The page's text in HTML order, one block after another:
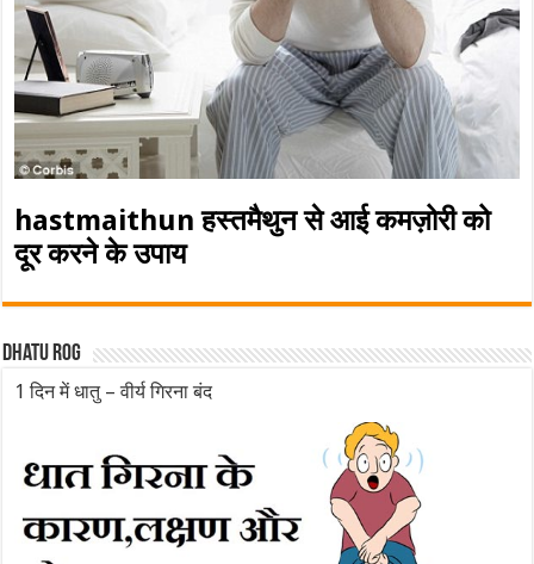
hastmaithun हस्तमैथुन से आई कमज़ोरी को
दूर करने के उपाय
Dhatu rog
1 दिन में धातु – वीर्य गिरना बंद